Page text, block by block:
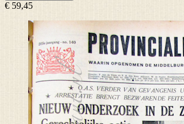
€ 59,45